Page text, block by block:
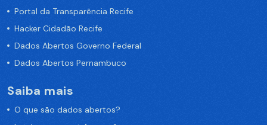
Portal da Transparência Recife
Hacker Cidadão Recife
Dados Abertos Governo Federal
Dados Abertos Pernambuco
Saiba mais
O que são dados abertos?